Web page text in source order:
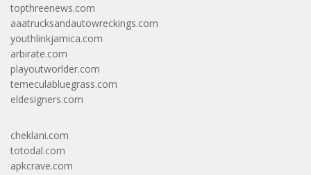
topthreenews.com
aaatrucksandautowreckings.com
youthlinkjamica.com
arbirate.com
playoutworlder.com
temeculabluegrass.com
eldesigners.com
cheklani.com
totodal.com
apkcrave.com